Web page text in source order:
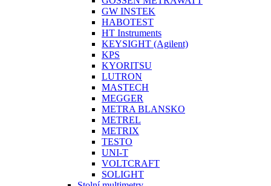
GW INSTEK
HABOTEST
HT Instruments
KEYSIGHT (Agilent)
KPS
KYORITSU
LUTRON
MASTECH
MEGGER
METRA BLANSKO
METREL
METRIX
TESTO
UNI-T
VOLTCRAFT
SOLIGHT